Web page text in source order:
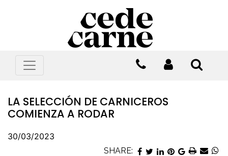
LA SELECCIÓN DE CARNICEROS
COMIENZA A RODAR
30/03/2023
SHARE: